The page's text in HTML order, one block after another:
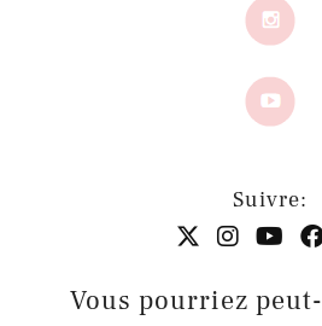
Suivre:
Vous pourriez